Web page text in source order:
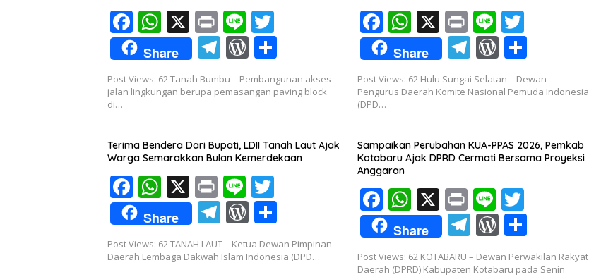
F
ac
e
b
o
k
W
h
at
s
p
p
X Pr
in
t
Li
n
e
w
itt
er
Share T
el
e
a
m
W
or
d
e
ss
ar
Post Views: 62 Tanah Bumbu – Pembangunan akses
jalan lingkungan berupa pemasangan paving block
di…
F
ac
e
b
o
o
k
W
h
at
s
p
p
X Pr
in
t
Li
n
e
T
w
itt
er
Share T
el
e
a
m
W
or
d
e
ss
S
ar
Post Views: 62 Hulu Sungai Selatan – Dewan
Pengurus Daerah Komite Nasional Pemuda Indonesia
(DPD…
Terima Bendera Dari Bupati, LDII Tanah Laut Ajak
Warga Semarakkan Bulan Kemerdekaan
F
ac
e
b
W
h
at
s
X Pr
in
t
Li
n
e
w
itt
er
Share T
el
e
W
or
d ar
Post Views: 62 TANAH LAUT – Ketua Dewan Pimpinan
Daerah Lembaga Dakwah Islam Indonesia (DPD…
Sampaikan Perubahan KUA-PPAS 2026, Pemkab
Kotabaru Ajak DPRD Cermati Bersama Proyeksi
Anggaran
F
ac
e
b
W
h
at
s
X Pr
in
t
Li
n
e
T
w
itt
er
Share T
el
e
W
or
d
S
h
ar
Post Views: 62 KOTABARU – Dewan Perwakilan Rakyat
Daerah (DPRD) Kabupaten Kotabaru pada Senin